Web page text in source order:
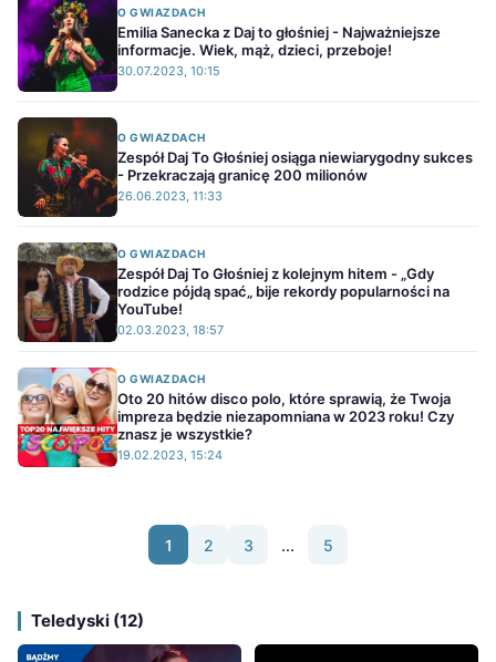
O GWIAZDACH
Emilia Sanecka z Daj to głośniej - Najważniejsze
informacje. Wiek, mąż, dzieci, przeboje!
30.07.2023, 10:15
O GWIAZDACH
Zespół Daj To Głośniej osiąga niewiarygodny sukces
- Przekraczają granicę 200 milionów
26.06.2023, 11:33
O GWIAZDACH
Zespół Daj To Głośniej z kolejnym hitem - „Gdy
rodzice pójdą spać„ bije rekordy popularności na
YouTube!
02.03.2023, 18:57
O GWIAZDACH
Oto 20 hitów disco polo, które sprawią, że Twoja
impreza będzie niezapomniana w 2023 roku! Czy
znasz je wszystkie?
19.02.2023, 15:24
1 2 3 ... 5
Teledyski (12)